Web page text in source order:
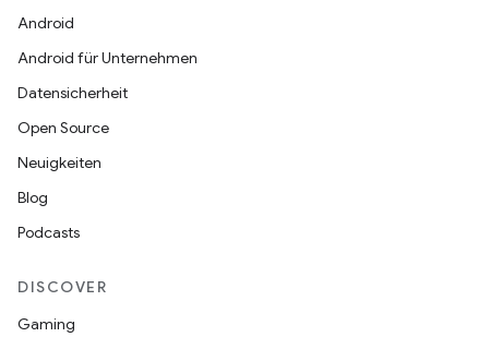
Android
Android für Unternehmen
Datensicherheit
Open Source
Neuigkeiten
Blog
Podcasts
DISCOVER
Gaming